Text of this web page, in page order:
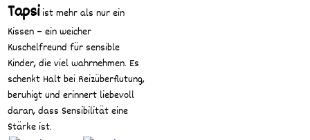
Tapsiist mehr als nur ein
Kissen – ein weicher
Kuschelfreund für sensible
Kinder, die viel wahrnehmen. Es
schenkt Halt bei Reizüberflutung,
beruhigt und erinnert liebevoll
daran, dass Sensibilität eine
Stärke ist.